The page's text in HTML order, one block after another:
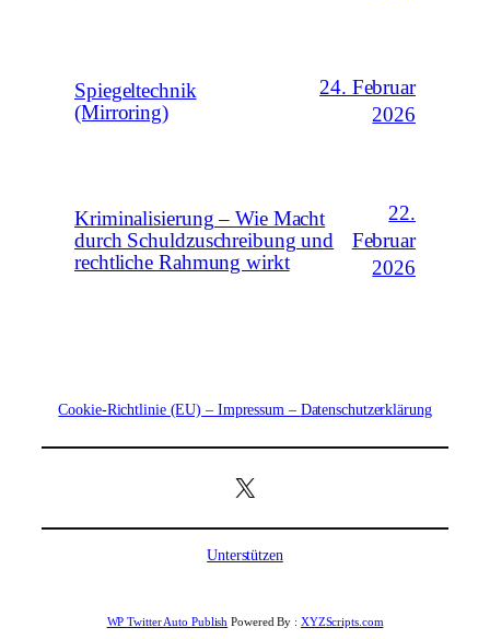
Spiegeltechnik
(Mirroring)
24. Februar
2026
Kriminalisierung – Wie Macht
durch Schuldzuschreibung und
rechtliche Rahmung wirkt
22.
Februar
2026
Cookie-Richtlinie (EU) – Impressum– Datenschutzerklärung
X
Unterstützen
WP Twitter Auto Publish Powered By : XYZScripts.com